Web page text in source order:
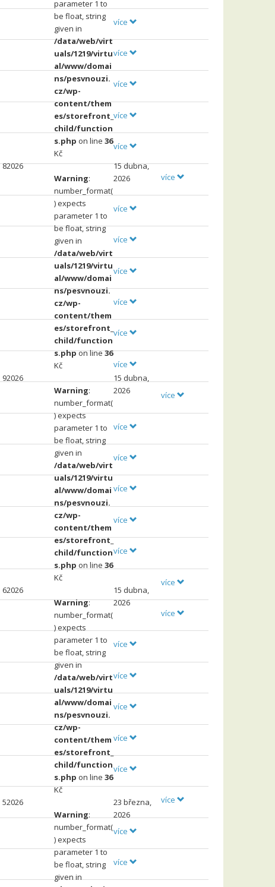
parameter 1 to
be float, string
given in
/data/web/virt
uals/1219/virtu
al/www/domai
ns/pesvnouzi.
cz/wp-
content/them
es/storefront_
child/function
s.php on line 36
Kč
82026
Warning:
number_format(
) expects
parameter 1 to
be float, string
given in
/data/web/virt
uals/1219/virtu
al/www/domai
ns/pesvnouzi.
cz/wp-
content/them
es/storefront_
child/function
s.phpon line36
Kč
15 dubna,
2026
92026
Warning:
number_format(
) expects
parameter 1 to
be float, string
given in
/data/web/virt
uals/1219/virtu
al/www/domai
ns/pesvnouzi.
cz/wp-
content/them
es/storefront_
child/function
s.php on line 36
Kč
15 dubna,
2026
62026
Warning:
number_format(
) expects
parameter 1 to
be float, string
given in
/data/web/virt
uals/1219/virtu
al/www/domai
ns/pesvnouzi.
cz/wp-
content/them
es/storefront_
child/function
s.php on line 36
Kč
15 dubna,
2026
52026
Warning:
number_format(
) expects
parameter 1 to
be float, string
given in
23 března,
2026
více
více
více
více
více
více
více
více
více
více
více
více
více
více
více
více
více
více
více
více
více
více
více
více
více
více
více
více